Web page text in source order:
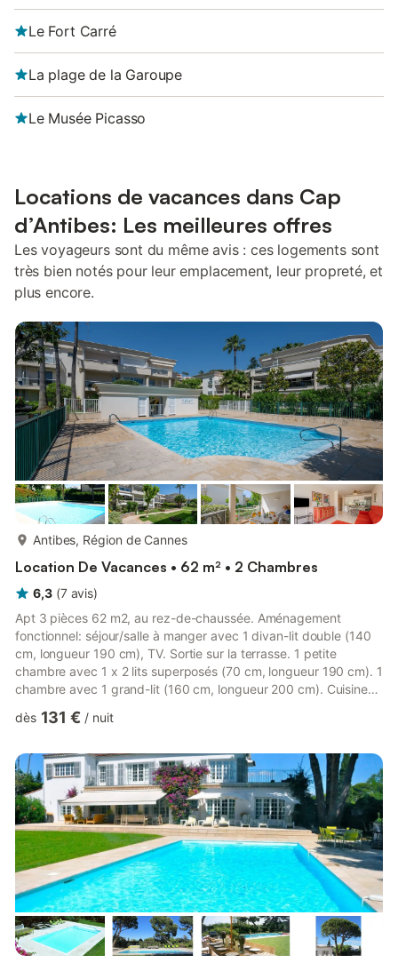
Le Fort Carré
La plage de la Garoupe
Le Musée Picasso
Locations de vacances dans Cap
d’Antibes: Les meilleures offres
Les voyageurs sont du même avis : ces logements sont
très bien notés pour leur emplacement, leur propreté, et
plus encore.
Antibes, Région de Cannes
Location De Vacances • 62 m² • 2 Chambres
6,3 (7 avis)
Apt 3 pièces 62 m2, au rez-de-chaussée. Aménagement
fonctionnel: séjour/salle à manger avec 1 divan-lit double (140
cm, longueur 190 cm), TV. Sortie sur la terrasse. 1 petite
chambre avec 1 x 2 lits superposés (70 cm, longueur 190 cm). 1
chambre avec 1 grand-lit (160 cm, longueur 200 cm). Cuisine
congélateur). Douche/bidet/WC, WC séparé. Chauffage
jardin. A disposition: lave-linge. Internet (Connexion WIFI,
gratuit). Place de parking (couvert). Adapté(e) aux familles.
060041...
dès 131 € / nuit